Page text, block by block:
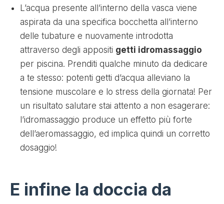
L’acqua presente all’interno della vasca viene
aspirata da una specifica bocchetta all’interno
delle tubature e nuovamente introdotta
attraverso degli appositi getti idromassaggio
per piscina. Prenditi qualche minuto da dedicare
a te stesso: potenti getti d’acqua alleviano la
tensione muscolare e lo stress della giornata! Per
un risultato salutare stai attento a non esagerare:
l’idromassaggio produce un effetto più forte
dell’aeromassaggio, ed implica quindi un corretto
dosaggio!
E infine la doccia da